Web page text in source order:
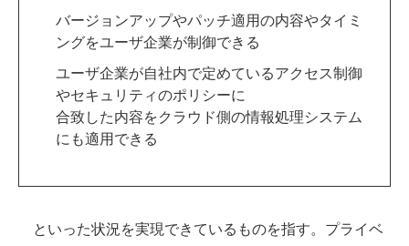
バージョンアップやパッチ適用の内容やタイミ
ングをユーザ企業が制御できる
ユーザ企業が自社内で定めているアクセス制御
やセキュリティのポリシーに
合致した内容をクラウド側の情報処理システム
にも適用できる
といった状況を実現できているものを指す。プライベ